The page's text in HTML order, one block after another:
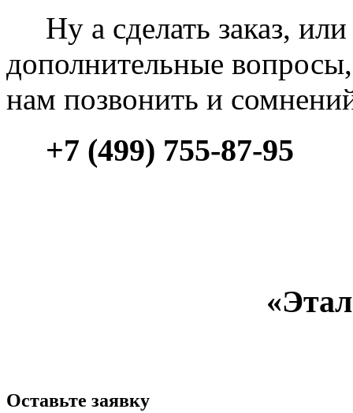
Ну а сделать заказ, или
дополнительные вопросы,
нам позвонить и
+7 (499) 755-87-95
­Оставьте заявку